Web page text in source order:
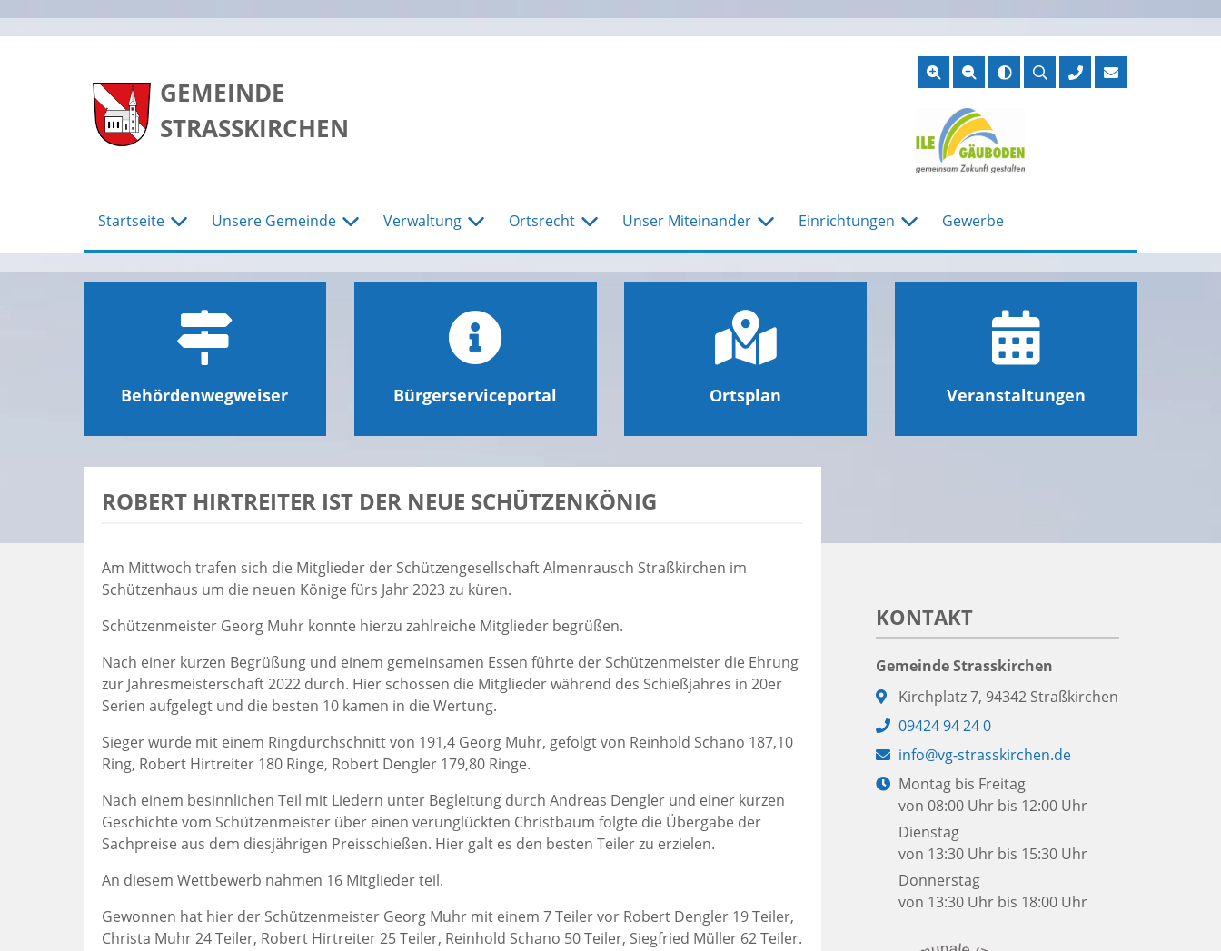
GEMEINDE
STRASSKIRCHEN
Suche
Startseite Unsere Gemeinde Verwaltung Ortsrecht Unser Miteinander Einrichtungen Gewerbe
Behördenwegweiser Bürgerserviceportal Ortsplan Veranstaltungen
ROBERT HIRTREITER IST DER NEUE SCHÜTZENKÖNIG
Am Mittwoch trafen sich die Mitglieder der Schützengesellschaft Almenrausch Straßkirchen im
Schützenhaus um die neuen Könige fürs Jahr 2023 zu küren.
Schützenmeister Georg Muhr konnte hierzu zahlreiche Mitglieder begrüßen.
Nach einer kurzen Begrüßung und einem gemeinsamen Essen führte der Schützenmeister die Ehrung
zur Jahresmeisterschaft 2022 durch. Hier schossen die Mitglieder während des Schießjahres in 20er
Serien aufgelegt und die besten 10 kamen in die Wertung.
Sieger wurde mit einem Ringdurchschnitt von 191,4 Georg Muhr, gefolgt von Reinhold Schano 187,10
Ring, Robert Hirtreiter 180 Ringe, Robert Dengler 179,80 Ringe.
Nach einem besinnlichen Teil mit Liedern unter Begleitung durch Andreas Dengler und einer kurzen
Geschichte vom Schützenmeister über einen verunglückten Christbaum folgte die Übergabe der
Sachpreise aus dem diesjährigen Preisschießen. Hier galt es den besten Teiler zu erzielen.
An diesem Wettbewerb nahmen 16 Mitglieder teil.
Gewonnen hat hier der Schützenmeister Georg Muhr mit einem 7 Teiler vor Robert Dengler 19 Teiler,
Christa Muhr 24 Teiler, Robert Hirtreiter 25 Teiler, Reinhold Schano 50 Teiler, Siegfried Müller 62 Teiler.
KONTAKT
Gemeinde Strasskirchen
Adresse:
Kirchplatz 7, 94342 Straßkirchen
Telefon:
09424 94 24 0
E-
Mail:
info@vg-strasskirchen.de
Öffnungszeiten:
Montag bis Freitag
von 08:00 Uhr bis 12:00 Uhr
Dienstag
von 13:30 Uhr bis 15:30 Uhr
Donnerstag
von 13:30 Uhr bis 18:00 Uhr